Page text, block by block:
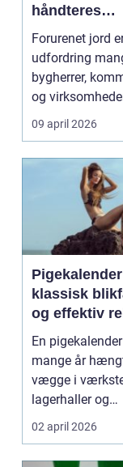
håndteres
forurenet jord
ansvarligt
Forurenet jord
udfordring
bygherrer,
og
møder, når gamle
industrig...
09 april 2026
Pigekalender
klassisk
og effektiv
året rundt
En
mange år
vægge i
lagerhaller og
frokoststuer
02 april 2026